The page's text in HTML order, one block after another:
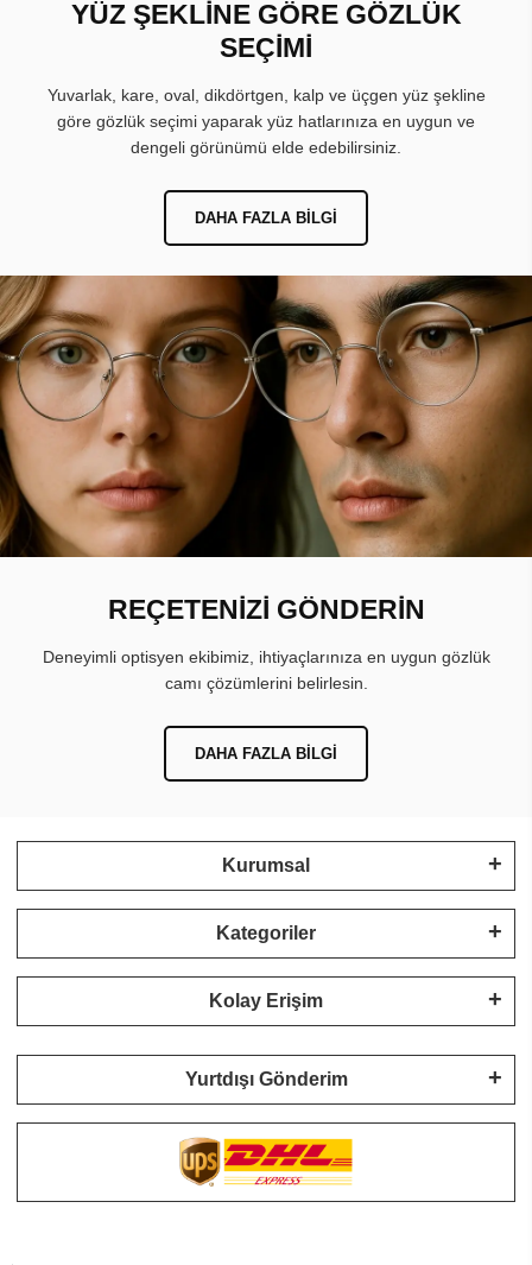
YÜZ ŞEKLİNE GÖRE GÖZLÜK
SEÇİMİ
Yuvarlak, kare, oval, dikdörtgen, kalp ve üçgen yüz şekline
göre gözlük seçimi yaparak yüz hatlarınıza en uygun ve
dengeli görünümü elde edebilirsiniz.
DAHA FAZLA BILGI
REÇETENİZİ GÖNDERİN
Deneyimli optisyen ekibimiz, ihtiyaçlarınıza en uygun gözlük
camı çözümlerini belirlesin.
DAHA FAZLA BILGI
Kurumsal
Kategoriler
Kolay Erişim
Yurtdışı Gönderim